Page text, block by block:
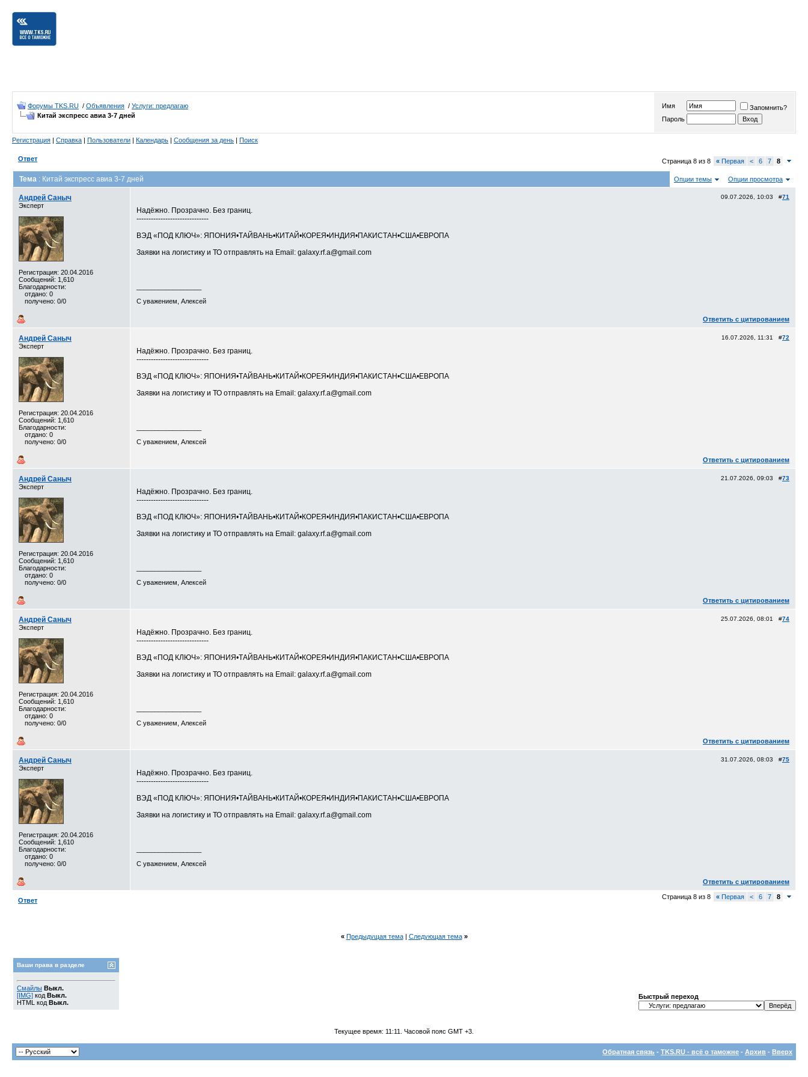
Форумы TKS.RU / Объявления / Услуги: предлагаю
Китай экспресс авиа 3-7 дней
Имя
Запомнить?
Пароль
Регистрация | Справка | Пользователи | Календарь | Сообщения за день | Поиск
Ответ Страница 8 из 8 « Первая < 6 7 8
Тема : Китай экспресс авиа 3-7 дней Опции темы Опции просмотра
Андрей Саныч
Эксперт
Регистрация: 20.04.2016
Сообщений: 1,610
Благодарности:
отдано: 0
получено: 0/0
09.07.2026, 10:03 #71
Надёжно. Прозрачно. Без границ.
------------------------------
ВЭД «ПОД КЛЮЧ»: ЯПОНИЯ•ТАЙВАНЬ•КИТАЙ•КОРЕЯ•ИНДИЯ•ПАКИСТАН•США•ЕВРОПА
Заявки на логистику и ТО отправлять на Email: galaxy.rf.a@gmail.com
С уважением, Алексей
Ответить с цитированием
Андрей Саныч
Эксперт
Регистрация: 20.04.2016
Сообщений: 1,610
Благодарности:
отдано: 0
получено: 0/0
16.07.2026, 11:31 #72
Надёжно. Прозрачно. Без границ.
------------------------------
ВЭД «ПОД КЛЮЧ»: ЯПОНИЯ•ТАЙВАНЬ•КИТАЙ•КОРЕЯ•ИНДИЯ•ПАКИСТАН•США•ЕВРОПА
Заявки на логистику и ТО отправлять на Email: galaxy.rf.a@gmail.com
С уважением, Алексей
Ответить с цитированием
Андрей Саныч
Эксперт
Регистрация: 20.04.2016
Сообщений: 1,610
Благодарности:
отдано: 0
получено: 0/0
21.07.2026, 09:03 #73
Надёжно. Прозрачно. Без границ.
------------------------------
ВЭД «ПОД КЛЮЧ»: ЯПОНИЯ•ТАЙВАНЬ•КИТАЙ•КОРЕЯ•ИНДИЯ•ПАКИСТАН•США•ЕВРОПА
Заявки на логистику и ТО отправлять на Email: galaxy.rf.a@gmail.com
С уважением, Алексей
Ответить с цитированием
Андрей Саныч
Эксперт
Регистрация: 20.04.2016
Сообщений: 1,610
Благодарности:
отдано: 0
получено: 0/0
25.07.2026, 08:01 #74
Надёжно. Прозрачно. Без границ.
------------------------------
ВЭД «ПОД КЛЮЧ»: ЯПОНИЯ•ТАЙВАНЬ•КИТАЙ•КОРЕЯ•ИНДИЯ•ПАКИСТАН•США•ЕВРОПА
Заявки на логистику и ТО отправлять на Email: galaxy.rf.a@gmail.com
С уважением, Алексей
Ответить с цитированием
Андрей Саныч
Эксперт
Регистрация: 20.04.2016
Сообщений: 1,610
Благодарности:
отдано: 0
получено: 0/0
31.07.2026, 08:03 #75
Надёжно. Прозрачно. Без границ.
------------------------------
ВЭД «ПОД КЛЮЧ»: ЯПОНИЯ•ТАЙВАНЬ•КИТАЙ•КОРЕЯ•ИНДИЯ•ПАКИСТАН•США•ЕВРОПА
Заявки на логистику и ТО отправлять на Email: galaxy.rf.a@gmail.com
С уважением, Алексей
Ответить с цитированием
Ответ Страница 8 из 8 « Первая < 6 7 8
« Предыдущая тема| Следующая тема »
Ваши права в разделе
Смайлы Выкл.
[IMG] код Выкл.
HTML код Выкл.
Быстрый переход
Текущее время: 11:11 . Часовой пояс GMT +3.
Обратная связь - TKS.RU - всё о таможне - Архив - Вверх